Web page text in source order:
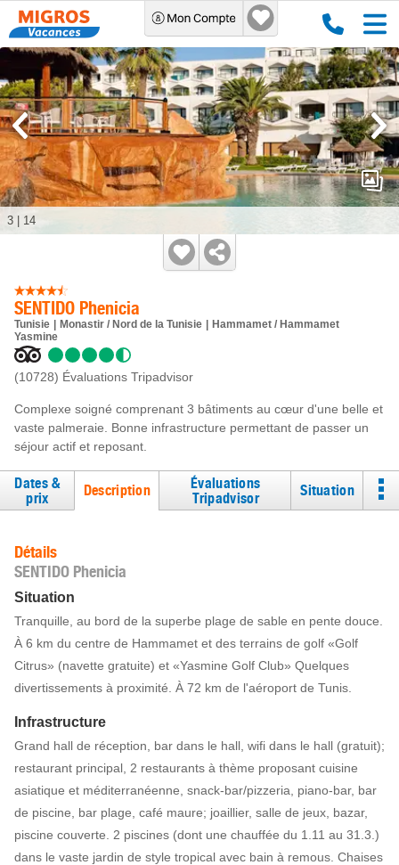
SENTIDO Phenicia
Tunisie Monastir / Nord de la Tunisie
Hammamet / Hammamet
Yasmine
(10728) Évaluations Tripadvisor
Complexe soigné comprenant 3 bâtiments au cœur d'une belle et
vaste palmeraie. Bonne infrastructure permettant de passer un
séjour actif et reposant.
3 14
Dates &
prix
Description
Évaluations
Tripadvisor
Situation
Détails
SENTIDO Phenicia
Situation
Tranquille, au bord de la superbe plage de sable en pente douce.
À 6 km du centre de Hammamet et des terrains de golf «Golf
Citrus» (navette gratuite) et «Yasmine Golf Club» Quelques
divertissements à proximité. À 72 km de l'aéroport de Tunis.
Infrastructure
Grand hall de réception, bar dans le hall, wifi dans le hall (gratuit);
restaurant principal, 2 restaurants à thème proposant cuisine
asiatique et méditerranéenne, snack-bar/pizzeria, piano-bar, bar
de piscine, bar plage, café maure; joaillier, salle de jeux, bazar,
piscine couverte. 2 piscines (dont une chauffée du 1.11 au 31.3.)
dans le vaste jardin de style tropical avec bain à remous. Chaises